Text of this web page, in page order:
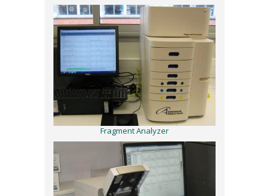
Fragment Analyzer